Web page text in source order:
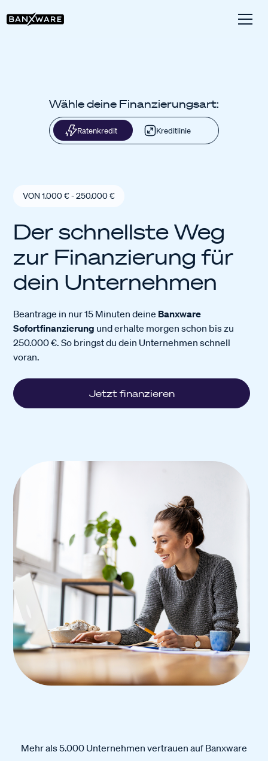
Wähle deine Finanzierungsart:
Ratenkredit Kreditlinie
VON 1.000 € - 250.000 €
Der schnellste Weg
zur Finanzierung für
dein Unternehmen
Beantrage in nur 15 Minuten deine Banxware
Sofortfinanzierung und erhalte morgen schon bis zu
250.000 €. So bringst du dein Unternehmen schnell
voran.
Jetzt finanzieren
Mehr als 5.000 Unternehmen vertrauen auf Banxware